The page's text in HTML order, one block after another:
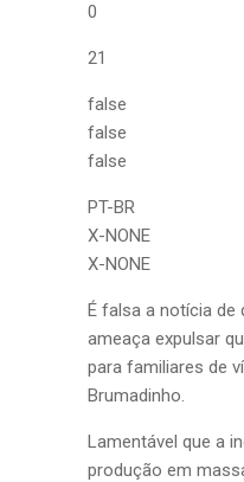
0
21
false
false
false
PT-BR
X-NONE
X-NONE
É falsa a notícia de
ameaça expulsar
para familiares de
Brumadinho.
Lamentável que a
produção em